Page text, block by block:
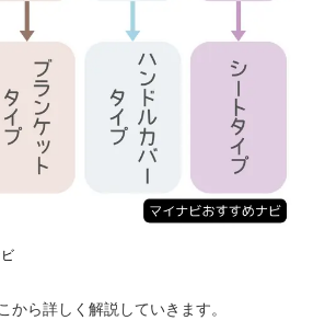
から詳しく解説していきます。